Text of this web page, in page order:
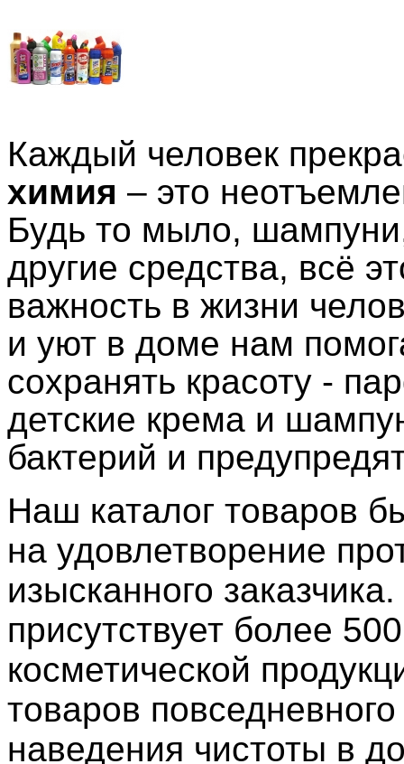
Каждый человек
химия – это
Будь то мыло,
другие средства, всё
важность в жизни
и уют в доме нам
сохранять красоту -
детские крема и
бактерий и
Наш каталог товаров
на удовлетворение
изысканного
присутствует более
косметической
товаров
наведения чистоты в